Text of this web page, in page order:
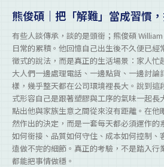
熊俊碩｜把「解難」當成習慣
有些人談傳承，談的是頭銜；熊俊碩
日常的累積。他回憶自己出生後不久便已經
徵式的說法，而是真正的生活場景：家人忙
大人們一邊處理電話、一邊點貨、一邊討論
樣，幾乎整天都在公司環境裡長大。說到這
式形容自己是跟著塑膠與工序的氣味一起
點出他與家族生意之間從來沒有距離。在他
然作出的決定，而是一套每天都必須運作的
如何銜接、品質如何守住、成本如何控制、
遠做不完的細節。真正的考驗，不是踏入行
都能把事情做穩。